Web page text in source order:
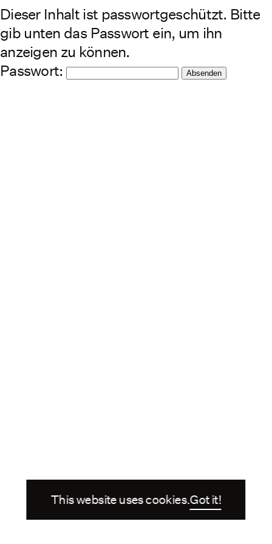
Zum
Inhalt
springen
Dieser Inhalt ist passwortgeschützt. Bitte
gib unten das Passwort ein, um ihn
anzeigen zu können.
Passwort:
This website uses cookies.Got it!